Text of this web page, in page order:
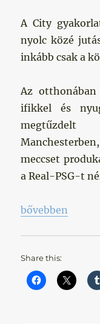
A City
nyolc közé
inkább csak a
Az
ifikkel és
meccset
a Real-PSG-t
„Ligakupa
bővebben
Share this: